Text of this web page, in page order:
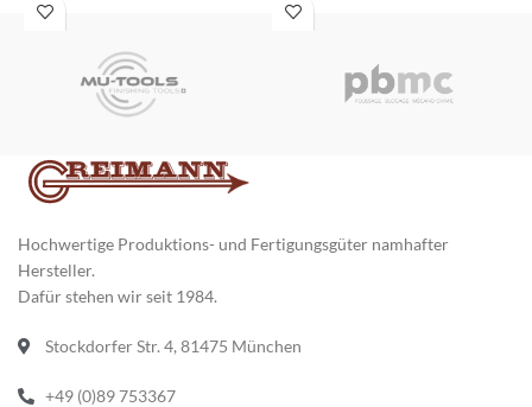
auf ca. 160 h
keine Kühlwasser-Entsorgung
absolut ungiftig
Hochwertige Produktions- und Fertigungsgüter namhafter
Hersteller.
Dafür stehen wir seit 1984.
Stockdorfer Str. 4, 81475 München
+49 (0)89 753367